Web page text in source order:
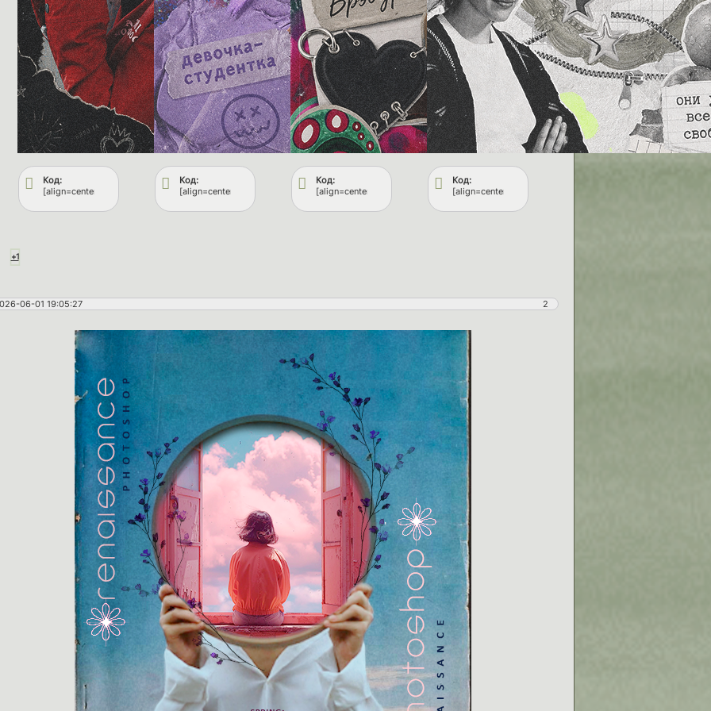
Код:
[align=center][url=https://fflops.ru/viewtopic.php?id=109&p=2#p128004][img]https://upforme.ru/uploads/001c/8b/a8/346/154770.png[/img][/url][/align]
Код:
[align=center][url=https://fflops.ru/viewtopic.php?id=109&p=2#p135437][img]https://upforme.ru/uploads/001c/8b/a8/346/
Код:
[align=center][url=https://fflops.ru/viewtopic.php?id=109#p121869][img]https://upforme.ru/
Код:
[align=center][url=https://fflops.ru/][img]https://upforme.ru/
+1
2
06-01 19:05:27